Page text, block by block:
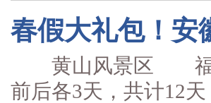
春假大礼包！安
黄山风景区 福
前后各3天，共计12